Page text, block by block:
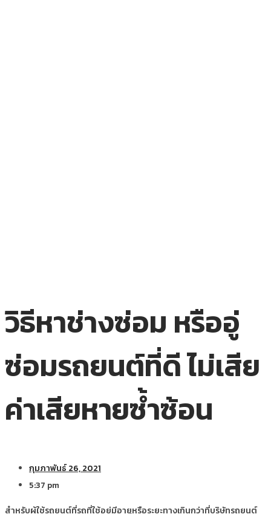
วิธีหาช่างซ่อม หรืออู่
ซ่อมรถยนต์ที่ดี ไม่เสีย
ค่าเสียหายซ้ำซ้อน
กุมภาพันธ์ 26, 2021
5:37 pm
สำหรับผู้ใช้รถยนต์ที่รถที่ใช้อยู่มีอายุหรือระยะทางเกินกว่าที่บริษัทรถยนต์